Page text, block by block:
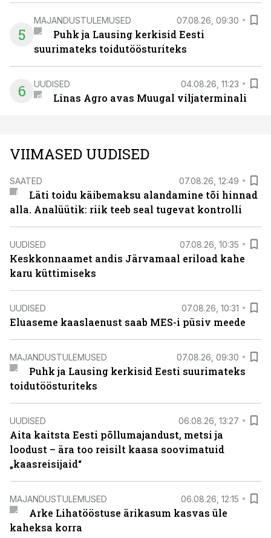
5
MAJANDUSTULEMUSED 07.08.26, 09:30
Puhk ja Lausing kerkisid Eesti
suurimateks toidutöösturiteks
6 UUDISED 04.08.26, 11:23
Linas Agro avas Muugal viljaterminali
VIIMASED UUDISED
SAATED 07.08.26, 12:49
Läti toidu käibemaksu alandamine tõi hinnad
alla. Analüütik: riik teeb seal tugevat kontrolli
UUDISED 07.08.26, 10:35
Keskkonnaamet andis Järvamaal eriload kahe
karu küttimiseks
UUDISED 07.08.26, 10:31
Eluaseme kaaslaenust saab MES-i püsiv meede
MAJANDUSTULEMUSED 07.08.26, 09:30
Puhk ja Lausing kerkisid Eesti suurimateks
toidutöösturiteks
UUDISED 06.08.26, 13:27
Aita kaitsta Eesti põllumajandust, metsi ja
loodust – ära too reisilt kaasa soovimatuid
„kaasreisijaid“
MAJANDUSTULEMUSED 06.08.26, 12:15
Arke Lihatööstuse ärikasum kasvas üle
kaheksa korra